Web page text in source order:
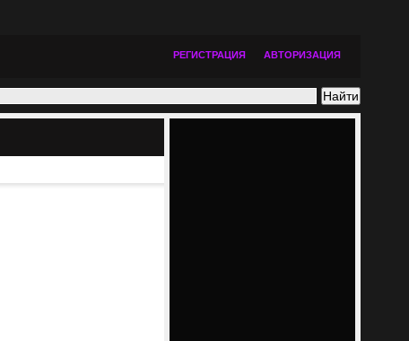
РЕГИСТРАЦИЯ АВТОРИЗАЦИЯ